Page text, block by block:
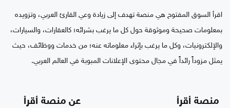
اقرأ السوق المفتوح هي منصة تهدف إلى زيادة وعي القارئ العربي، وتزويده
بمعلومات صحيحة وموثوقة حول كل ما يرغب بشرائه؛ كالعقارات، والسيارات،
والإلكترونيات، وكل ما يرغب بإثراء معلوماته عنه؛ من خدمات ووظائف، حيث
يمثل مزوداً رائداً في مجال محتوى الإعلانات المبوبة في العالم العربي.
منصة أقرأ عن منصة أقرأ